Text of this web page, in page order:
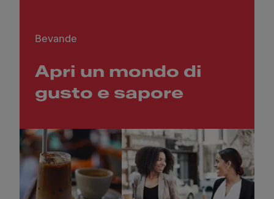
Bevande
Apri un mondo di
gusto e sapore